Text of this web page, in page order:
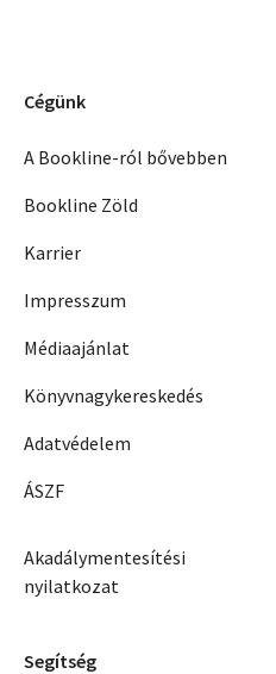
Cégünk
A Bookline-ról bővebben
Bookline Zöld
Karrier
Impresszum
Médiaajánlat
Könyvnagykereskedés
Adatvédelem
ÁSZF
Akadálymentesítési
nyilatkozat
Segítség